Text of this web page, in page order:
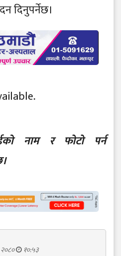
दिनुपर्नेछ।
नाम र फोटो पर्न
२०८० १०:५३